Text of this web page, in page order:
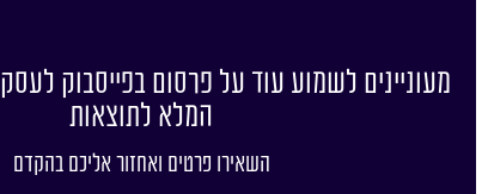
מעוניינים לשמוע עוד על פרסום בפייסבוק
המלא לתוצאות
השאירו פרטים ואחזור אליכם בהקדם